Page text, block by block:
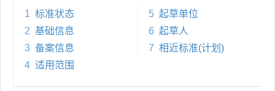
1 标准状态
2 基础信息
3 备案信息
4 适用范围
5 起草单位
6 起草人
7 相近标准(计划)